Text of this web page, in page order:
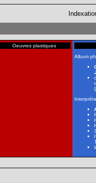
Oeuvres plastiques
Album